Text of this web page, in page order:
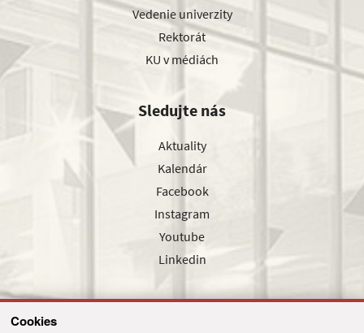
Cookies
Vedenie univerzity
Rektorát
KU v médiách
Sledujte nás
Aktuality
Kalendár
Facebook
Instagram
Youtube
Linkedin